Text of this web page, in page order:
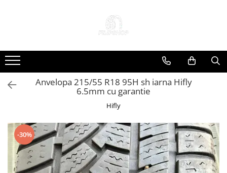
Anvelope
Anvelope Reconstruite
Anvelope Second-Hand
Capace Jante
Jante
Jante NOI
Jante Second-Hand
Anvelopa 215/55 R18 95H sh iarna Hifly
6.5mm cu garantie
Hifly
-30%